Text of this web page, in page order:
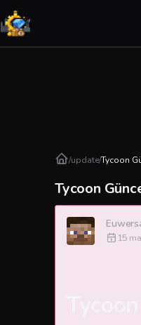
/update/Tycoon
Tycoon
15